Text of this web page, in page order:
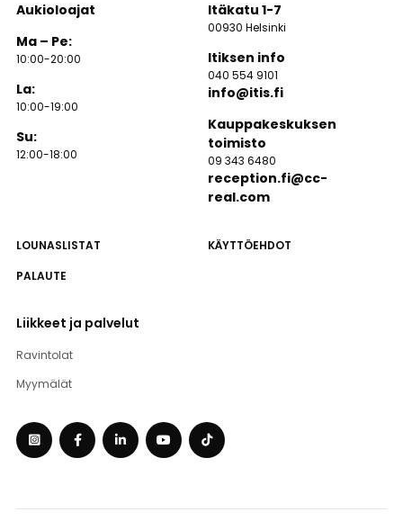
LOUNASLISTAT
KÄYTTÖEHDOT
PALAUTE
Liikkeet ja palvelut
Ravintolat
Myymälät
Aukioloajat
Ma – Pe:
10:00-20:00
La:
10:00-19:00
Su:
12:00-18:00
Itäkatu 1-7
00930 Helsinki
Itiksen info
040 554 9101
info@itis.fi
Kauppakeskuksen
toimisto
09 343 6480
reception.fi@cc-
real.com